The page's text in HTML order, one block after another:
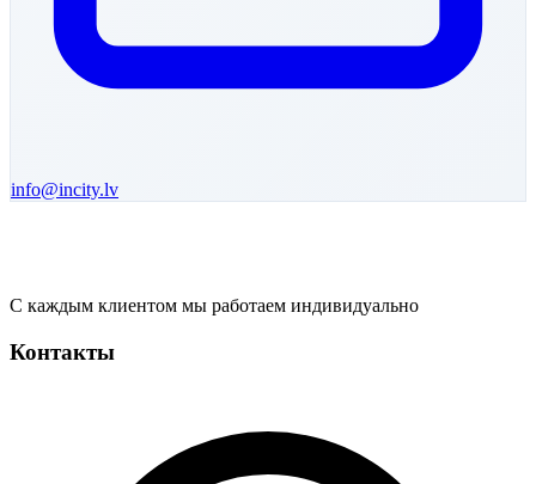
info@incity.lv
С каждым клиентом мы работаем индивидуально
Контакты